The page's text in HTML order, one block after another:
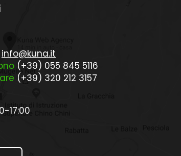
info@kuna.it
(+39) 055 845 5116
(+39) 320 212 3157
17:00